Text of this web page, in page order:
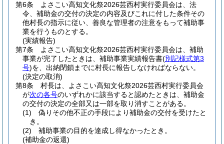
第6条
よさこい高知文化祭2026芸西村実行委員会は、法
令、補助金の交付の決定の内容及びこれに付した条件その
他村長の指示に従い、善良な管理者の注意をもって補助事
業を行うものとする。
(実績報告)
第7条
よさこい高知文化祭2026芸西村実行委員会は、補助
事業が完了したときは、補助事業実績報告書(別記様式第3
号)を、出納閉鎖までに村長に報告しなければならない。
(決定の取消)
第8条
村長は、よさこい高知文化祭2026芸西村実行委員会
が次の各号のいずれかに該当すると認めたときは、補助金
の交付の決定の全部又は一部を取り消すことがある。
(1)
偽りその他不正の手段により補助金の交付を受けたと
き。
(2)
補助事業の目的を達成し得なかったとき。
(補助金の返還)